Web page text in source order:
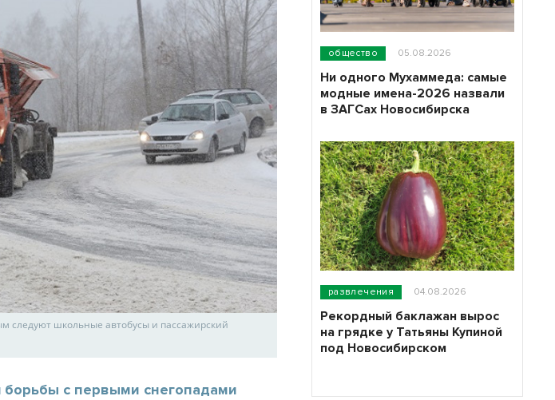
следуют школьные автобусы и пассажирский
с первыми снегопадами
общество 05.08.2026
Ни одного Мухаммеда: самые
модные имена-2026 назвали
в ЗАГСах Новосибирска
развлечения 04.08.2026
Рекордный баклажан вырос
на грядке у Татьяны Купиной
под Новосибирском